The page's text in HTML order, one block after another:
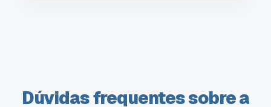
Dúvidas frequentes sobre a